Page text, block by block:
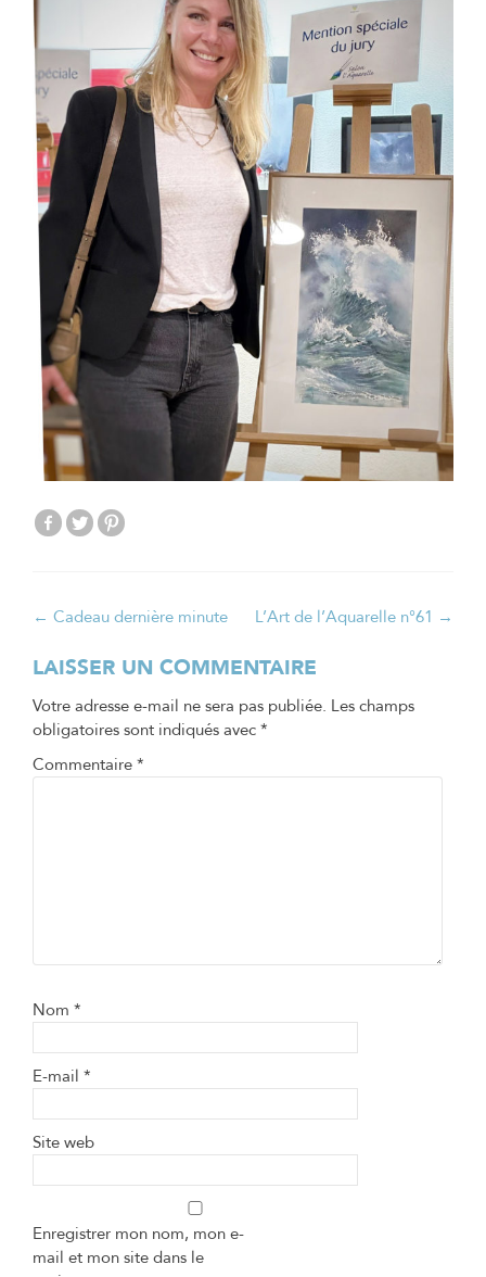
Navigation
de
l’article
← Cadeau dernière minute L’Art de l’Aquarelle n°61 →
LAISSER UN COMMENTAIRE
Votre adresse e-mail ne sera pas publiée. Les champs
obligatoires sont indiqués avec *
Commentaire *
Nom *
E-mail *
Site web
Enregistrer mon nom, mon e-
mail et mon site dans le